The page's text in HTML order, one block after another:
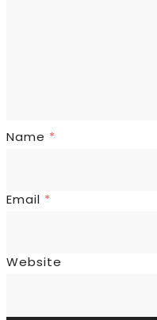
Name *
Email *
Website